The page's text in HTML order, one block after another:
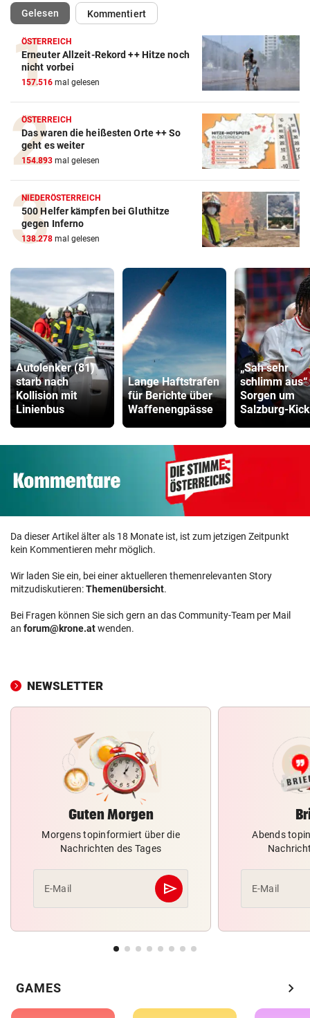
Gelesen(ausgewählt)Kommentiert
ÖSTERREICH
Erneuter Allzeit-Rekord ++ Hitze noch
nicht vorbei
157.516 mal gelesen
ÖSTERREICH
Das waren die heißesten Orte ++ So
geht es weiter
154.893 mal gelesen
NIEDERÖSTERREICH
500 Helfer kämpfen bei Gluthitze
gegen Inferno
138.278 mal gelesen
Autolenker (81)
starb nach
Kollision mit
Linienbus
Lange Haftstrafen
für Berichte über
Waffenengpässe
„Sah sehr
schlimm
Sorgen um
Salzburg-
Da dieser Artikel älter als 18 Monate ist, ist zum jetzigen Zeitpunkt
kein Kommentieren mehr möglich.
Wir laden Sie ein, bei einer aktuelleren themenrelevanten Story
mitzudiskutieren:Themenübersicht.
Bei Fragen können Sie sich gern an das Community-Team per Mail
an forum@krone.atwenden.
NEWSLETTER
Guten Morgen
Morgens topinformiert über die
Nachrichten des Tages
E-Mail send
Abschicken
Abends
E-Mail
GAMES chevron_right